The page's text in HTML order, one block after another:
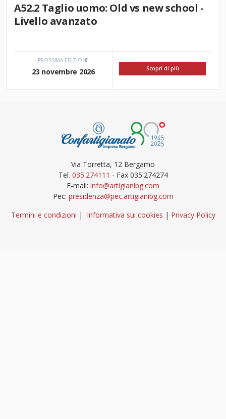
A52.2 Taglio uomo: Old vs new school -
Livello avanzato
PROSSIMA EDIZIONE
23 novembre 2026 Scopri di più
Via Torretta, 12 Bergamo
Tel. 035.274111 - Fax 035.274274
E-mail: info@artigianibg.com
Pec: presidenza@pec.artigianibg.com
Termini e condizioni | Informativa sui cookies | Privacy Policy